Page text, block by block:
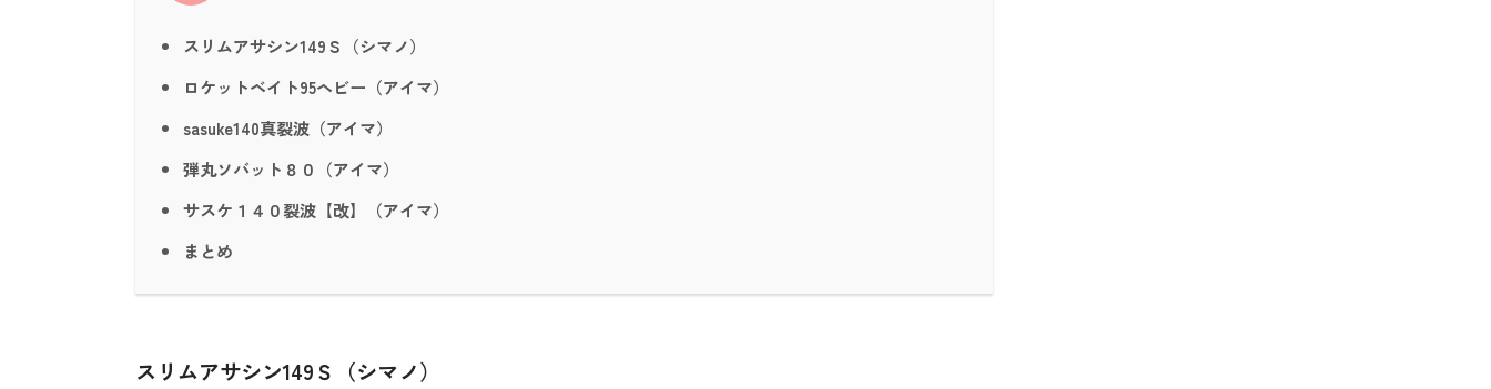
スリムアサシン149Ｓ（シマノ）
ロケットベイト95ヘビー（アイマ）
sasuke140真裂波（アイマ）
弾丸ソバット８０（アイマ）
サスケ１４０裂波【改】（アイマ）
まとめ
スリムアサシン149Ｓ（シマノ）